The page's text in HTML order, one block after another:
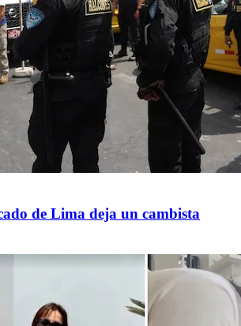
de Lima deja un cambista